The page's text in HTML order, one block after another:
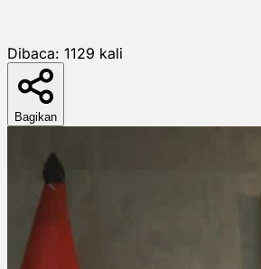
Dibaca: 1129 kali
Bagikan